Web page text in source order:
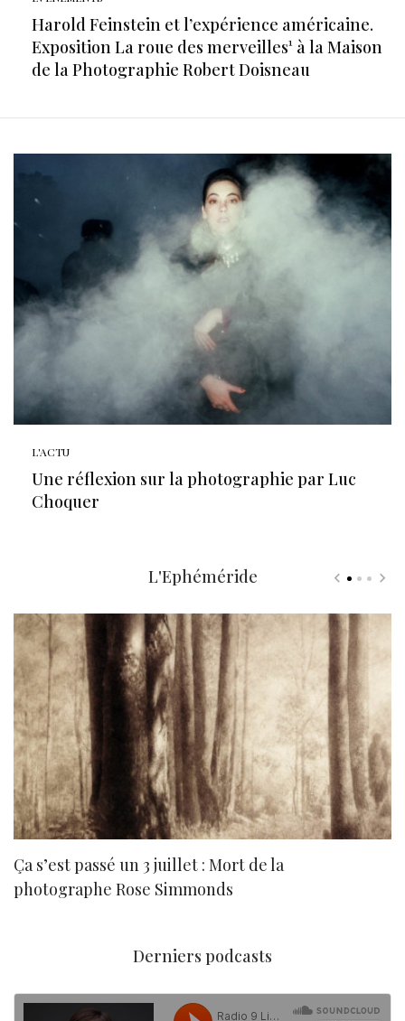
Harold Feinstein et l’expérience américaine.
Exposition La roue des merveilles¹ à la Maison
de la Photographie Robert Doisneau
L'ACTU
Une réflexion sur la photographie par Luc
Choquer
L'Ephéméride
Ça s’est passé un 3 juillet : Mort de la
photographe Rose Simmonds
Derniers podcasts